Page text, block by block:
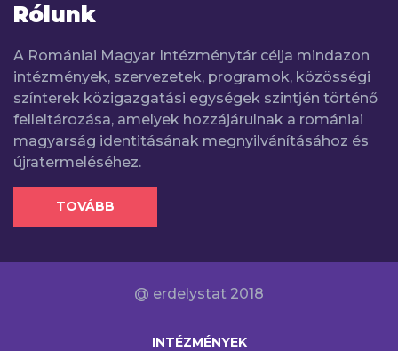
Rólunk
A Romániai Magyar Intézménytár célja mindazon
intézmények, szervezetek, programok, közösségi
színterek közigazgatási egységek szintjén történő
felleltározása, amelyek hozzájárulnak a romániai
magyarság identitásának megnyilvánításához és
újratermeléséhez.
TOVÁBB
@ erdelystat 2018
INTÉZMÉNYEK